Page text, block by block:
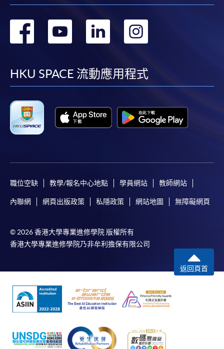
轉
facebook
轉
youtube
轉
linkedin
轉
HKU SPACE 流動應用程式
職位空缺 教學/報名中心地點 學員網站 教師網站
內聯網 網頁出版政策 私隱政策 網站地圖 無障礙網頁
© 2026 香港大學專業進修學院 版權所有
香港大學專業進修學院乃非牟利擔保有限公司
返回頁首